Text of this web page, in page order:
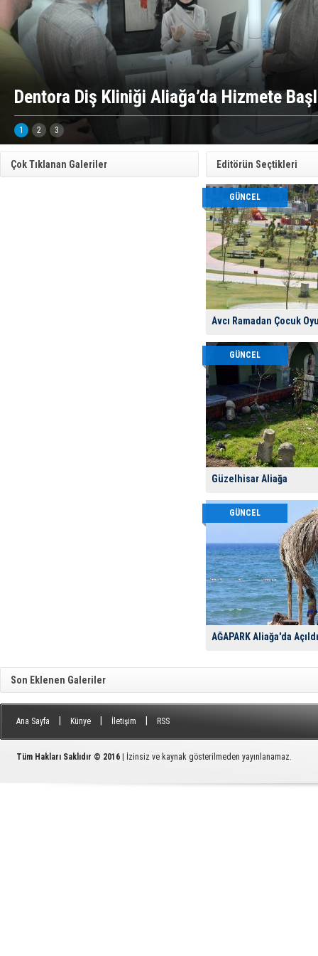
Dentora Diş Kliniği Aliağa’da Hizmete
1 2 3
Çok Tıklanan Galeriler Editörün Seçtikleri
GÜNCEL
Avcı Ramadan Çocuk
olan 72 Dönümlük Avcı
AlanıGÜNCEL
Güzelhisar Aliağa
Mahallemiz
GÜNCEL
AĞAPARK Aliağa'da Açıldı
piknik alanları, çocuk
Son Eklenen Galeriler
Ana Sayfa Künye İletişim RSS
Tüm Hakları Saklıdır © 2016 | İzinsiz ve kaynak gösterilmeden yayınlanamaz.